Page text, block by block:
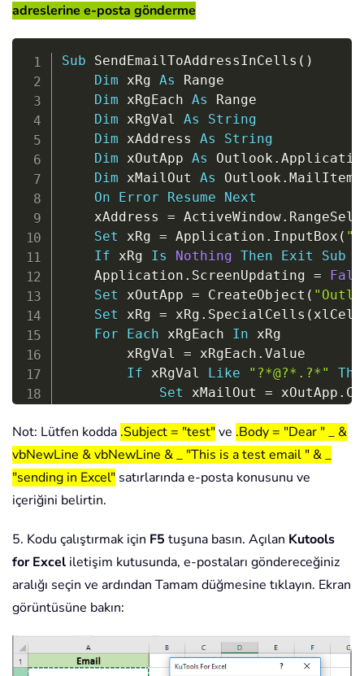
adreslerine e-posta gönderme
Sub SendEmailToAddressInCells ( )
Dim xRg As Range
Dim xRgEach As Range
Dim xRgVal As
String
Dim xAddress As
String
Dim xOutApp As Outlook .
Dim xMailOut As Outlook . MailItem
On
Error Resume
Next
    xAddress
= ActiveWindow.
Set xRg = Application . InputBox (
If xRg Is Nothing Then Exit
Sub
    Application
. ScreenUpdating =
Set xOutApp = CreateObject (
Set xRg = xRg . SpecialCells (
For
Each xRgEach In xRg
        xRgVal
= xRgEach . Value
If xRgVal Like "?*@?*.?*"
Set xMailOut = xOutApp .
.To = xRgVal
.Subject = "Test"
Body
.Display
'.Send
End With
xMailOut =
Nothing
Set xOutApp = Nothing
Copy
Not: Lütfen kodda .Subject = "test"ve .Body = "Dear " _ &
vbNewLine & vbNewLine & _ "This is a test email " & _
"sending in Excel" satırlarında e-posta konusunu ve
içeriğini belirtin.
5. Kodu çalıştırmak için F5 tuşuna basın. Açılan Kutools
for Excel iletişim kutusunda, e-postaları göndereceğiniz
aralığı seçin ve ardından Tamam düğmesine tıklayın. Ekran
görüntüsüne bakın: